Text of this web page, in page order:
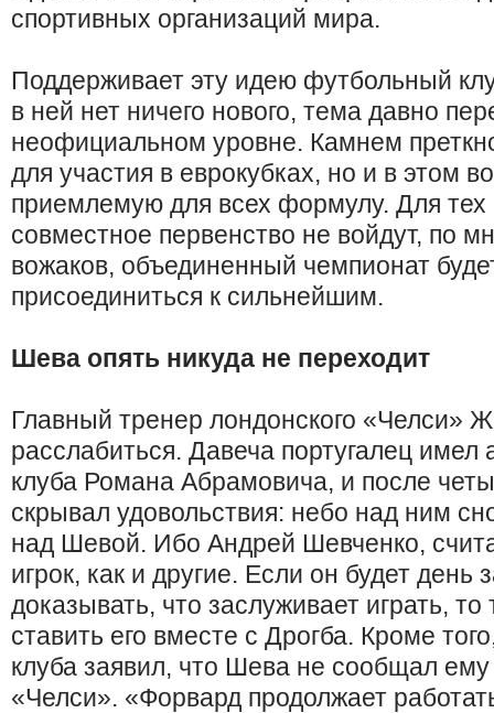
спортивных организаций мира.
Поддерживает эту идею футбольный
в ней нет ничего нового, тема давно
неофициальном уровне. Камнем
для участия в еврокубках, но и в этом
приемлемую для всех формулу. Для тех
совместное первенство не войдут, по
вожаков, объединенный чемпионат
присоединиться к сильнейшим.
Шева опять никуда не переходит
Главный тренер лондонского «Челси»
расслабиться. Давеча португалец
клуба Романа Абрамовича, и после
скрывал удовольствия: небо над ним
над Шевой. Ибо Андрей Шевченко,
игрок, как и другие. Если он будет
доказывать, что заслуживает играть,
ставить его вместе с Дрогба. Кроме
клуба заявил, что Шева не сообщал
«Челси». «Форвард продолжает